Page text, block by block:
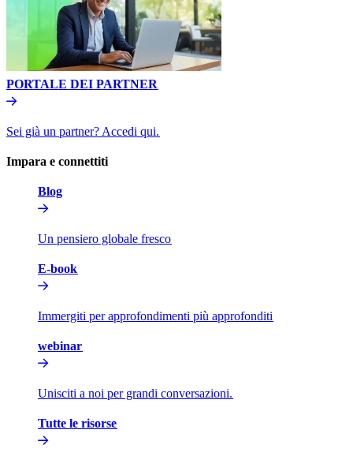
PORTALE DEI PARTNER​​
Sei già un partner? Accedi qui.​​
Impara e connettiti​​
Blog​​
Un pensiero globale fresco​​
E-book​​
Immergiti per approfondimenti più approfonditi​​
webinar​​
Unisciti a noi per grandi conversazioni.​​
Tutte le risorse​​